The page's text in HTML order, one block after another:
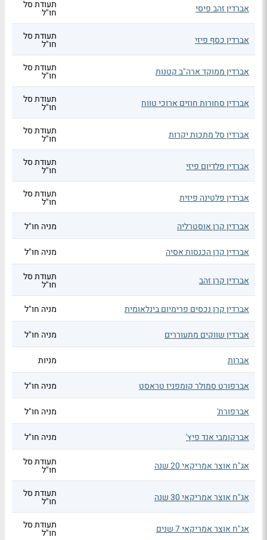
אברדין זהב פיסי תעודת סל
חו"ל
אברדין כסף פיזי תעודת סל
חו"ל
אברדין ממוקד ארה"ב קטנות תעודת סל
חו"ל
אברדין סחורות חוזים ארוכי טווח תעודת סל
חו"ל
אברדין סל מתכות יקרות תעודת סל
חו"ל
אברדין פלדיום פיזי תעודת סל
חו"ל
אברדין פלטינה פיזית תעודת סל
חו"ל
אברדין קרן אוסטרליה
מניה חו"ל
אברדין קרן הכנסות אסיה מניה חו"ל
אברדין קרן זהב תעודת סל
חו"ל
אברדין קרן נכסים פרימיום בינלאומית
מניה חו"ל
אברדין שווקים מתעוררים מניה חו"ל
אברות מניות
אברפורט סמולר קומפניז טראסט מניה חו"ל
אברפורת' מניה חו"ל
אברקומבי אנד פיץ' מניה חו"ל
אג"ח אוצר אמריקאי 20 שנה תעודת סל
חו"ל
אג"ח אוצר אמריקאי 30 שנה תעודת סל
חו"ל
אג"ח אוצר אמריקאי 7 שנים תעודת סל
חו"ל